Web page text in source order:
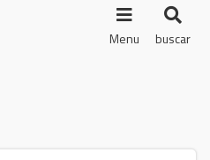
Menu buscar